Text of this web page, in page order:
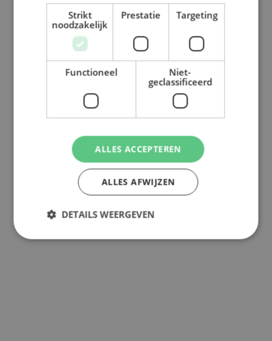
Strikt
noodzakelijk
Prestatie Targeting
Functioneel
Niet-
geclassificeerd
ALLES ACCEPTEREN
ALLES AFWIJZEN
DETAILS WEERGEVEN